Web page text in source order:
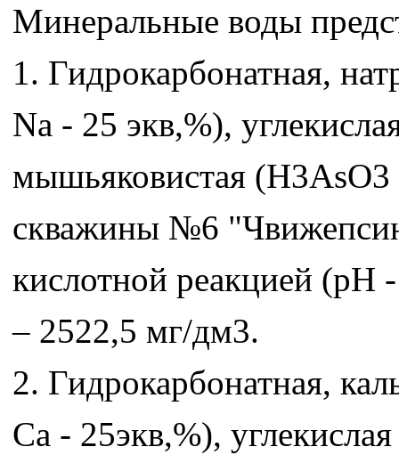
Минеральные воды
1. Гидрокарбонатная,
Na - 25 экв,%),
мышьяковистая
скважины №6
кислотной реакцией
– 2522,5 мг/дм3.
2. Гидрокарбонатная,
Ca - 25экв,%),